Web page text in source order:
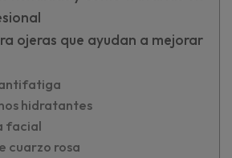
ojeras que ayudan a mejorar
antifatiga
hidratantes
facial
cuarzo rosa